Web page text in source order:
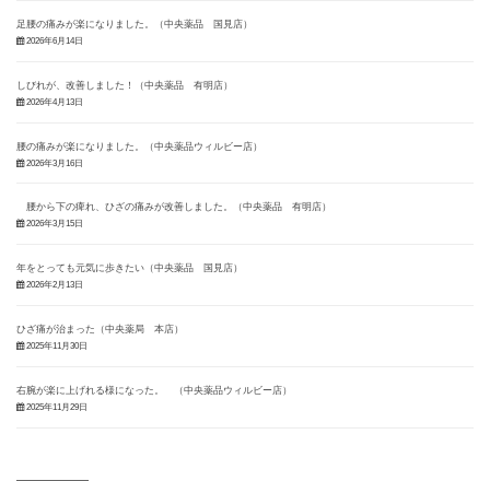
足腰の痛みが楽になりました。（中央薬品 国見店）
2026年6月14日
しびれが、改善しました！（中央薬品 有明店）
2026年4月13日
腰の痛みが楽になりました。（中央薬品ウィルビー店）
2026年3月16日
腰から下の痺れ、ひざの痛みが改善しました。（中央薬品 有明店）
2026年3月15日
年をとっても元気に歩きたい（中央薬品 国見店）
2026年2月13日
ひざ痛が治まった（中央薬局 本店）
2025年11月30日
右腕が楽に上げれる様になった。 （中央薬品ウィルビー店）
2025年11月29日